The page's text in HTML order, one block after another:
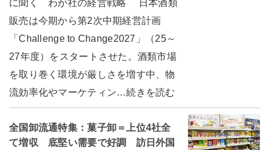
に聞く わが社の経営戦略 日本酒類
販売は今期から第2次中期経営計画
「Challenge to Change2027」（25～
27年度）をスタートさせた。酒類市場
を取り巻く環境が厳しさを増す中、物
流効率化やマーケティン…続きを読む
全国卸流通特集：菓子卸＝上位4社全
て増収 底堅い需要で好調 訪日外国